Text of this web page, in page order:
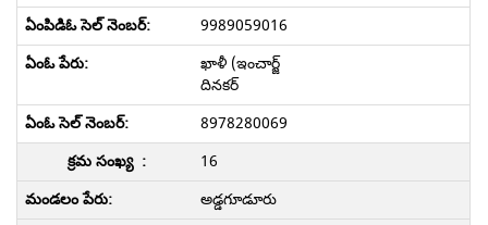
9989059016
ఖాళీ (ఇంచార్జ్
దినకర్
8978280069
16
అడ్డగూడూరు